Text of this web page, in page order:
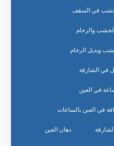
في السقف
والرخام
وبديل الرخام
في الشارقة
في العين
في العين بالساعات
دهان العين